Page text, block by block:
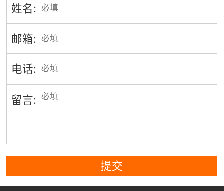
姓名:
邮箱:
电话:
留言:
提交